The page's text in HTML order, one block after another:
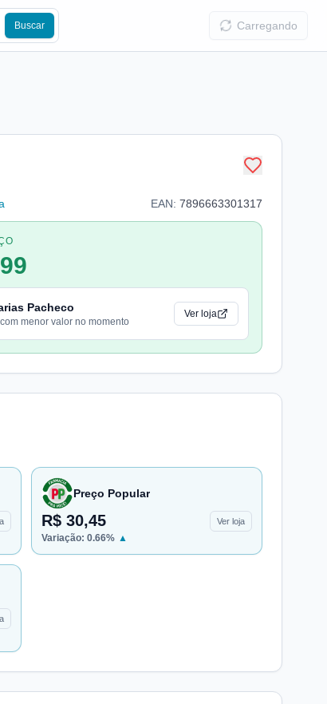
Buscar Carregando
EAN: 7896663301317
Pacheco
menor valor no momento
Ver loja
Preço Popular
R$ 30,45 Ver loja
Variação: 0.66% ▲